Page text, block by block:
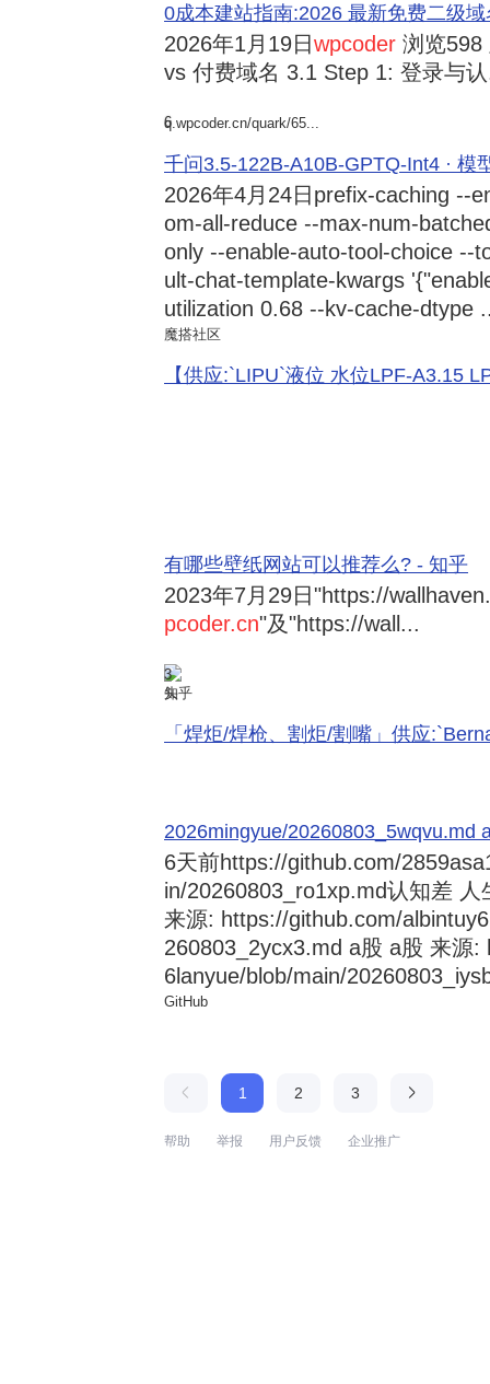
0成本建站指南:2026 最新免费二级
2026年1月19日wpcoder 浏览598
vs 付费域名 3.1 Step 1: 登录与
6
q.wpcoder.cn/quark/65...
千问3.5-122B-A10B-GPTQ-Int4 · 模
2026年4月24日 prefix-caching --
om-all-reduce --max-num-
only --enable-auto-tool-choice --
ult-chat-template-kwargs
utilization 0.68 --kv-cache-dtype
魔搭社区
【供应:`LIPU`液位 水位LPF-A3.15
有哪些壁纸网站可以推荐么? - 知乎
2023年7月29日 "https://
pcoder.cn"及"https://wall...
3
知乎
「焊炬/焊枪、割炬/割嘴」供应
2026mingyue/20260803_5wqvu.md
6天前https://github.com/
in/20260803_ro1xp.md认知差
来源: https://github.com/
260803_2ycx3.md a股 a股 来源
6lanyue/blob/main/
GitHub
1 2 3
帮助 举报 用户反馈 企业推广